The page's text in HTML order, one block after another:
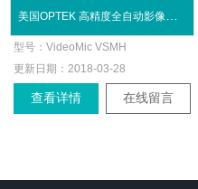
型号：VideoMic VSMH
更新日期： 2018-03-28
查看详情 在线留言